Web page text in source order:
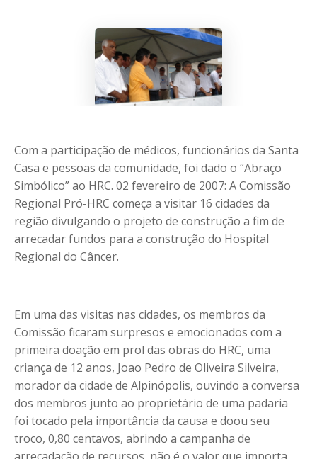
Com a participação de médicos, funcionários da Santa
Casa e pessoas da comunidade, foi dado o “Abraço
Simbólico” ao HRC. 02 fevereiro de 2007: A Comissão
Regional Pró-HRC começa a visitar 16 cidades da
região divulgando o projeto de construção a fim de
arrecadar fundos para a construção do Hospital
Regional do Câncer.
Em uma das visitas nas cidades, os membros da
Comissão ficaram surpresos e emocionados com a
primeira doação em prol das obras do HRC, uma
criança de 12 anos, Joao Pedro de Oliveira Silveira,
morador da cidade de Alpinópolis, ouvindo a conversa
dos membros junto ao proprietário de uma padaria
foi tocado pela importância da causa e doou seu
troco, 0,80 centavos, abrindo a campanha de
arrecadação de recursos, não é o valor que importa,